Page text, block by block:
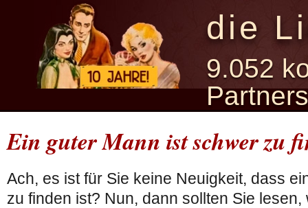
die
9.052
Ein guter Mann ist schwer zu
Ach, es ist für Sie keine Neuigkeit, dass
zu finden ist? Nun, dann sollten Sie